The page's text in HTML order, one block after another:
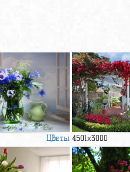
Цветы 4501x3000